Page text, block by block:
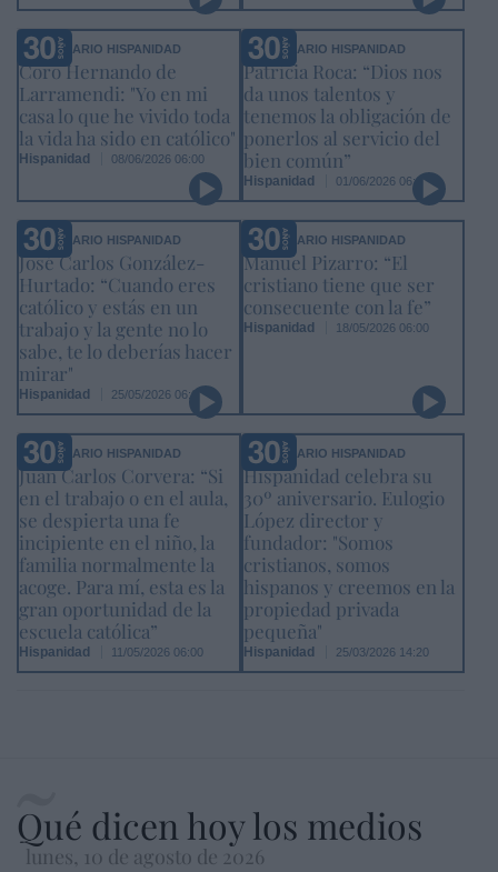
ANIVERSARIO HISPANIDAD
Coro Hernando de
Larramendi: "Yo en mi
casa lo que he vivido toda
la vida ha sido en católico"
Hispanidad 08/06/2026 06:00
ANIVERSARIO HISPANIDAD
Patricia Roca: “Dios nos
da unos talentos y
tenemos la obligación de
ponerlos al servicio del
bien común”
Hispanidad 01/06/2026 06:00
ANIVERSARIO HISPANIDAD
José Carlos González-
Hurtado: “Cuando eres
católico y estás en un
trabajo y la gente no lo
sabe, te lo deberías hacer
mirar"
Hispanidad 25/05/2026 06:00
ANIVERSARIO HISPANIDAD
Manuel Pizarro: “El
cristiano tiene que ser
consecuente con la fe”
Hispanidad 18/05/2026 06:00
ANIVERSARIO HISPANIDAD
Juan Carlos Corvera: “Si
en el trabajo o en el aula,
se despierta una fe
incipiente en el niño, la
familia normalmente la
acoge. Para mí, esta es la
gran oportunidad de la
escuela católica”
Hispanidad 11/05/2026 06:00
ANIVERSARIO HISPANIDAD
Hispanidad celebra su
30º aniversario. Eulogio
López director y
fundador: "Somos
cristianos, somos
hispanos y creemos en la
propiedad privada
pequeña"
Hispanidad 25/03/2026 14:20
Qué dicen hoy los medios
lunes, 10 de agosto de 2026